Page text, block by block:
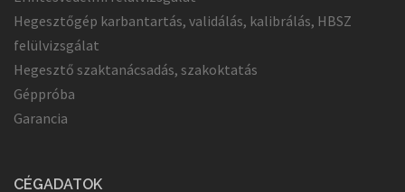
Hegesztőgép karbantartás, validálás, kalibrálás, HBSZ
felülvizsgálat
Hegesztő szaktanácsadás, szakoktatás
Géppróba
Garancia
CÉGADATOK